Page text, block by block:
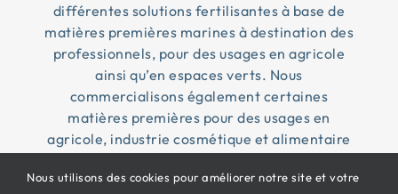
différentes solutions fertilisantes à base de
matières premières marines à destination des
professionnels, pour des usages en agricole
ainsi qu’en espaces verts. Nous
commercialisons également certaines
matières premières pour des usages en
agricole, industrie cosmétique et alimentaire
Nous utilisons des cookies pour améliorer notre site et votre